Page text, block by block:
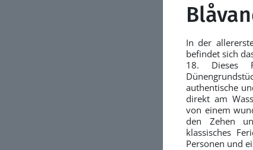
In der
befindet sich
18. Dieses
authentische
direkt am
von einem
den Zehen
klassisches
Personen und